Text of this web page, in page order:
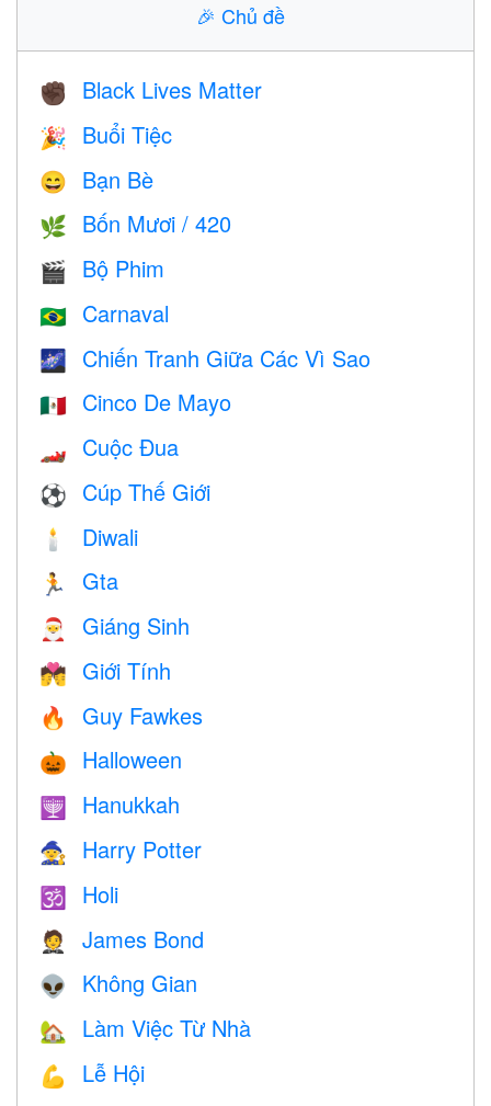
🎉 Chủ đề
✊🏿 Black Lives Matter
🎉 Buổi Tiệc
😄 Bạn Bè
🌿 Bốn Mươi / 420
🎬 Bộ Phim
🇧🇷 Carnaval
🌌 Chiến Tranh Giữa Các Vì Sao
🇲🇽 Cinco De Mayo
🏎 Cuộc Đua
⚽ Cúp Thế Giới
🕯 Diwali
🏃 Gta
🎅 Giáng Sinh
💏 Giới Tính
🔥 Guy Fawkes
🎃 Halloween
🕎 Hanukkah
🧙 Harry Potter
🕉 Holi
🤵 James Bond
👽 Không Gian
🏡 Làm Việc Từ Nhà
💪
Lễ Hội